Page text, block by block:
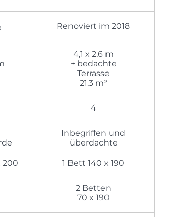
Renoviert im 2018
4,1 x 2,6 m
+ bedachte
Terrasse
21,3 m²
4
Inbegriffen und
überdachte
200 1 Bett 140 x 190
2 Betten
70 x 190